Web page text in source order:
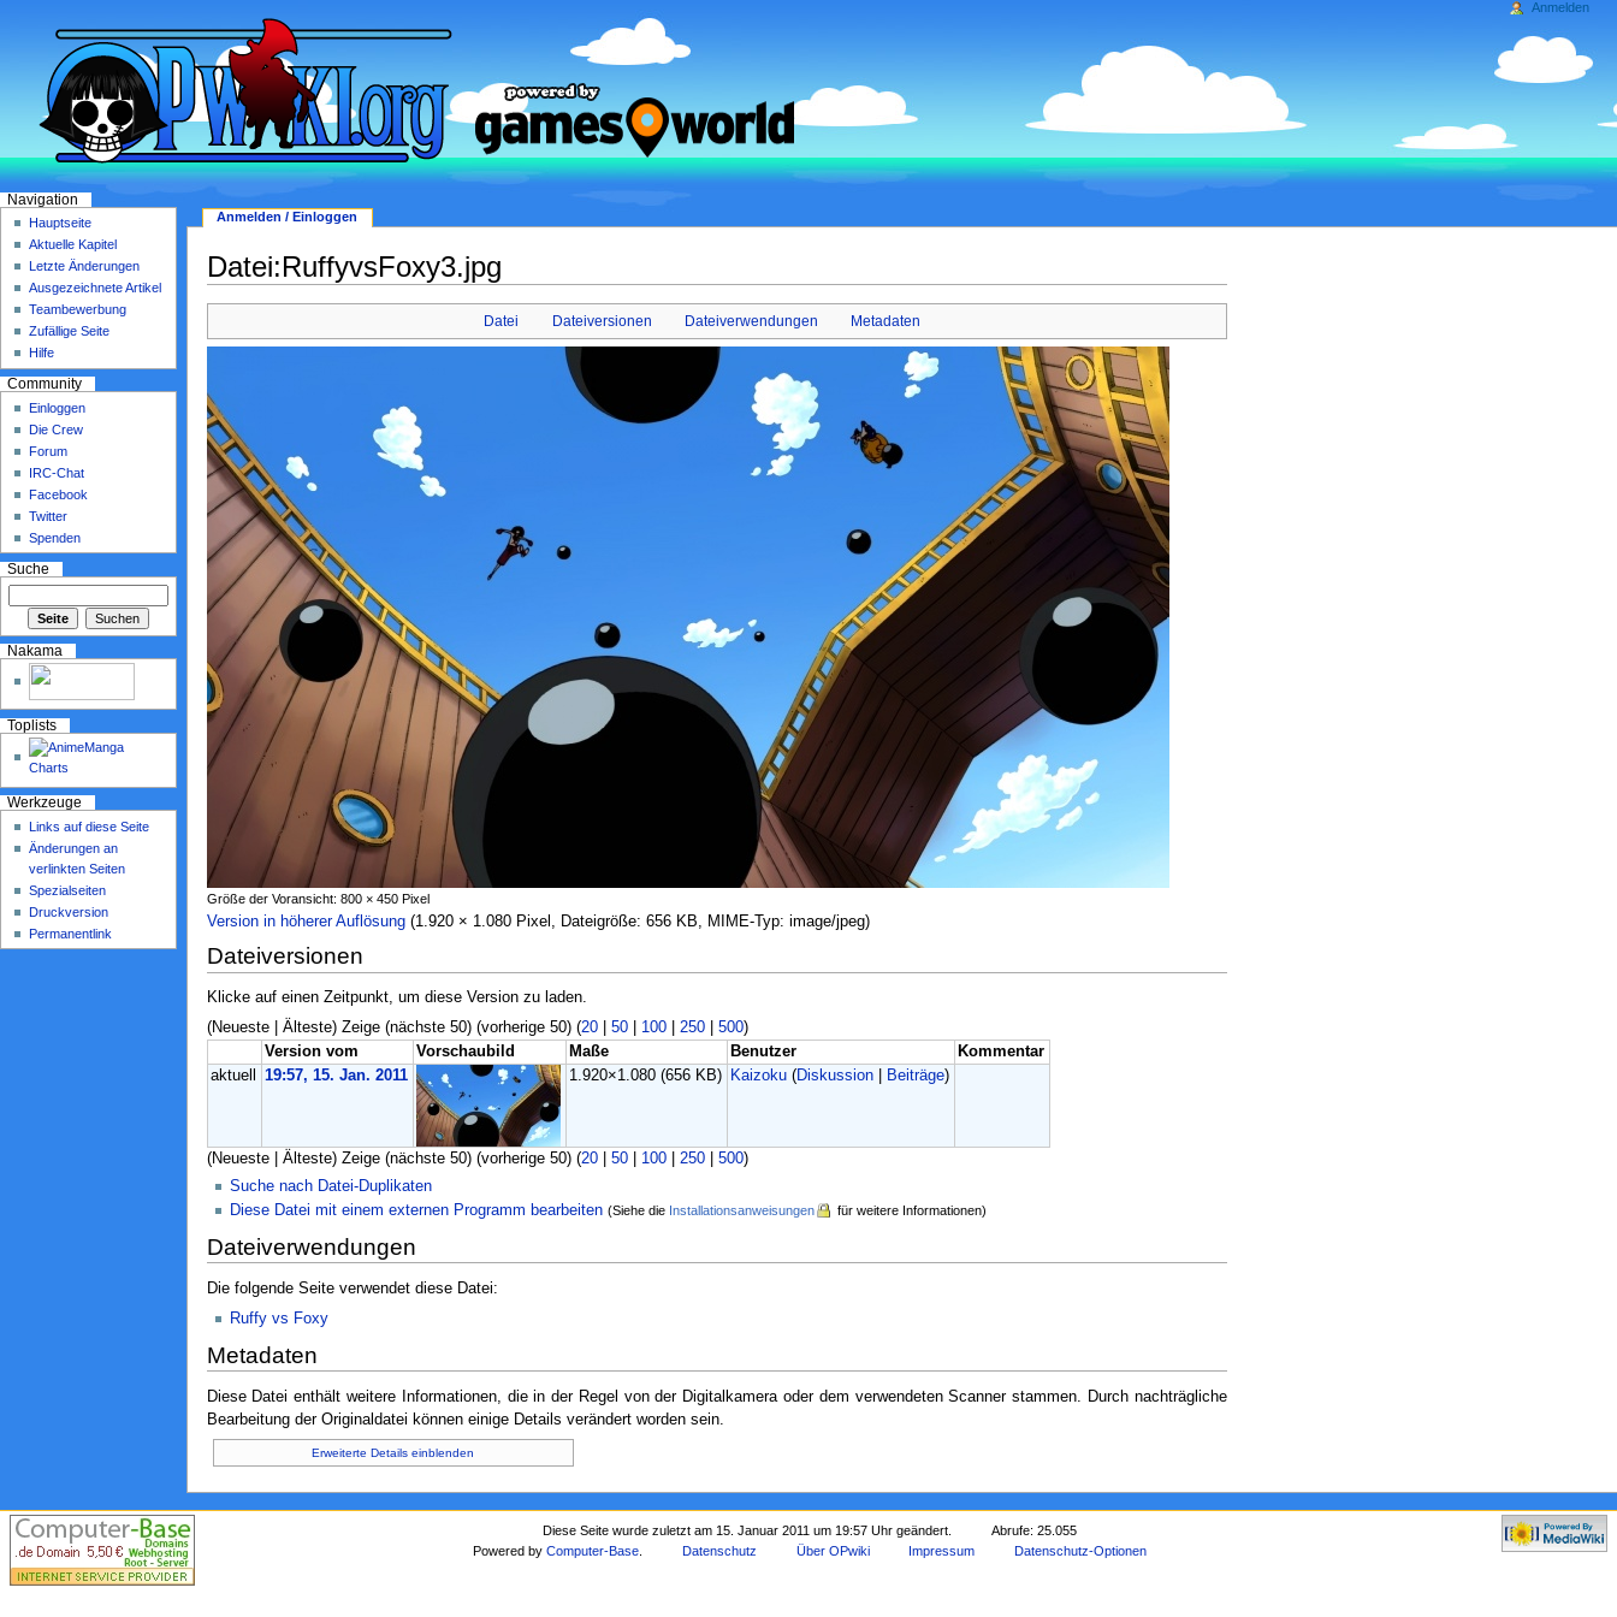
Datei:RuffyvsFoxy3.jpg
Datei Dateiversionen Dateiverwendungen Metadaten
Größe der Voransicht: 800 × 450 Pixel
Version in höherer Auflösung‎ (1.920 × 1.080 Pixel, Dateigröße: 656 KB, MIME-Typ: image/jpeg)
Dateiversionen
Klicke auf einen Zeitpunkt, um diese Version zu laden.
(Neueste | Älteste) Zeige (nächste 50) (vorherige 50) (20| 50| 100| 250| 500)
Version vom
Vorschaubild Maße Benutzer
Kommentar
aktuell
19:57, 15. Jan. 2011 1.920×1.080(656 KB) Kaizoku (Diskussion Beiträge)
(Neueste | Älteste) Zeige (nächste 50) (vorherige 50) (20| 50| 100| 250| 500)
Suche nach Datei-Duplikaten
Diese Datei mit einem externen Programm bearbeiten (Siehe die Installationsanweisungen für weitere Informationen)
Dateiverwendungen
Die folgende Seite verwendet diese Datei:
Ruffy vs Foxy
Metadaten
Diese Datei enthält weitere Informationen, die in der Regel von der Digitalkamera oder dem verwendeten Scanner stammen. Durch nachträgliche
Bearbeitung der Originaldatei können einige Details verändert worden sein.
Erweiterte Details einblenden
Anmelden / Einloggen
Anmelden
Navigation
Hauptseite
Aktuelle Kapitel
Letzte Änderungen
Ausgezeichnete Artikel
Teambewerbung
Zufällige Seite
Hilfe
Community
Einloggen
Die Crew
Forum
IRC-Chat
Facebook
Twitter
Spenden
Suche
Nakama
Toplists
Werkzeuge
Links auf diese Seite
Änderungen an
verlinkten Seiten
Spezialseiten
Druckversion
Permanentlink
Diese Seite wurde zuletzt am 15. Januar 2011 um 19:57 Uhr geändert.
Abrufe: 25.055
Powered byComputer-Base Datenschutz Über OPwiki Impressum Datenschutz-Optionen